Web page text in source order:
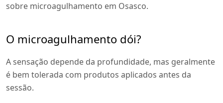
sobre microagulhamento em Osasco.
O microagulhamento dói?
A sensação depende da profundidade, mas geralmente
é bem tolerada com produtos aplicados antes da
sessão.